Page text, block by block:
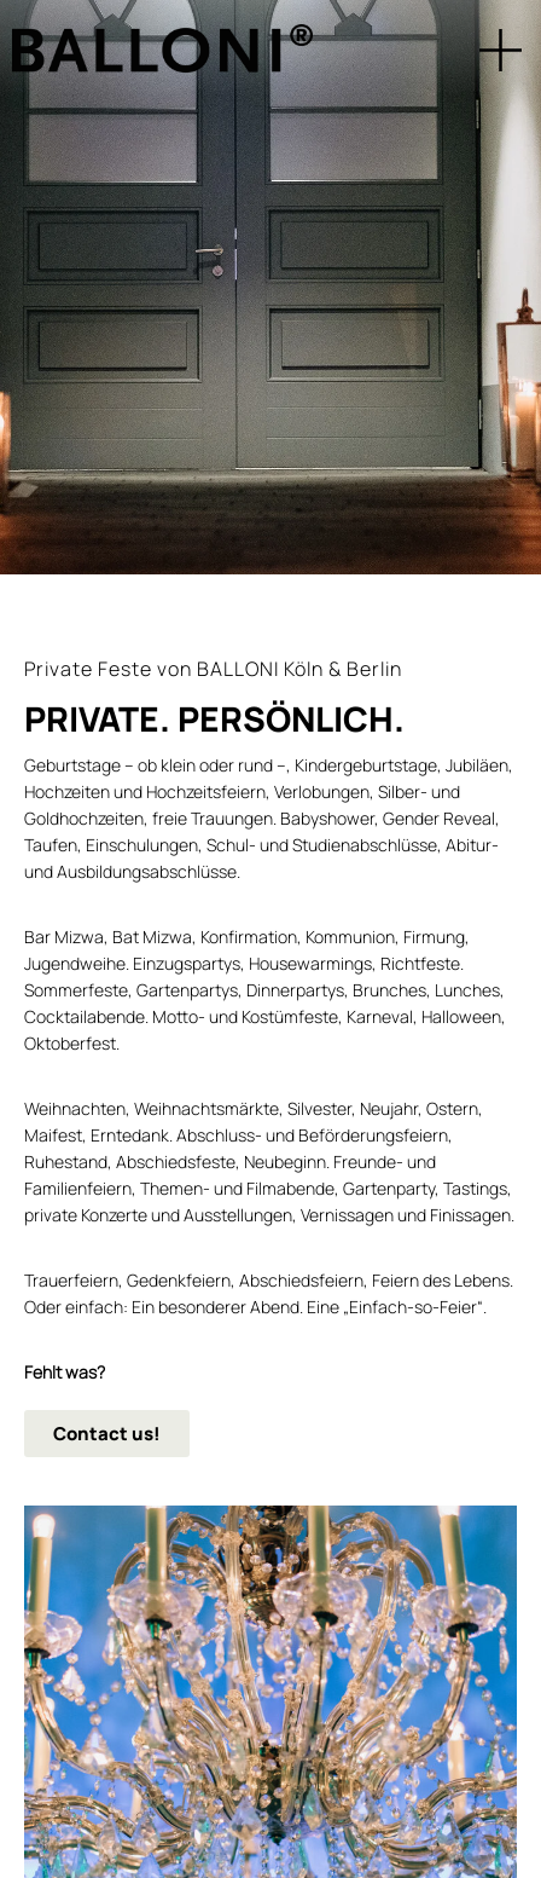
Private Feste von BALLONI Köln & Berlin
PRIVATE. PERSÖNLICH.
Geburtstage – ob klein oder rund –, Kindergeburtstage, Jubiläen,
Hochzeiten und Hochzeitsfeiern, Verlobungen, Silber- und
Goldhochzeiten, freie Trauungen. Babyshower, Gender Reveal,
Taufen, Einschulungen, Schul- und Studienabschlüsse, Abitur-
und Ausbildungsabschlüsse.
Bar Mizwa, Bat Mizwa, Konfirmation, Kommunion, Firmung,
Jugendweihe. Einzugspartys, Housewarmings, Richtfeste.
Sommerfeste, Gartenpartys, Dinnerpartys, Brunches, Lunches,
Cocktailabende. Motto- und Kostümfeste, Karneval, Halloween,
Oktoberfest.
Weihnachten, Weihnachtsmärkte, Silvester, Neujahr, Ostern,
Maifest, Erntedank. Abschluss- und Beförderungsfeiern,
Ruhestand, Abschiedsfeste, Neubeginn. Freunde- und
Familienfeiern, Themen- und Filmabende, Gartenparty, Tastings,
private Konzerte und Ausstellungen, Vernissagen und Finissagen.
Trauerfeiern, Gedenkfeiern, Abschiedsfeiern, Feiern des Lebens.
Oder einfach: Ein besonderer Abend. Eine „Einfach-so-Feier“.
Fehlt was?
Contact us!